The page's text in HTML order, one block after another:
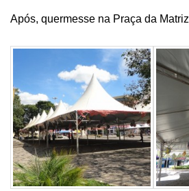
Após, quermesse na Praça da Matriz